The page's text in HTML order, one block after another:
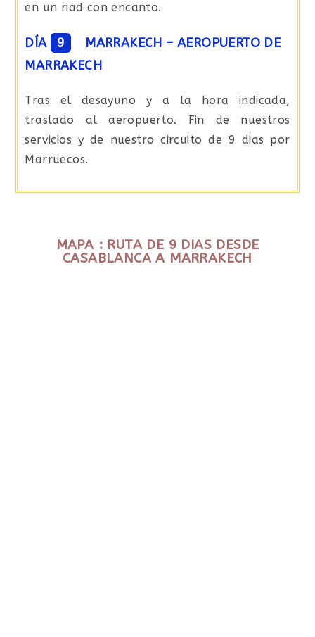
en un riad con encanto.
DÍA 9
MARRAKECH – AEROPUERTO DE
MARRAKECH
Tras el desayuno y a la hora indicada,
traslado al aeropuerto. Fin de nuestros
servicios y de nuestro circuito de 9 dias por
Marruecos.
MAPA : RUTA DE 9 DIAS DESDE
CASABLANCA A MARRAKECH